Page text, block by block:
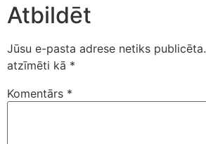
Atbildēt
Jūsu e-pasta adrese netiks publicēta.
atzīmēti kā *
Komentārs *